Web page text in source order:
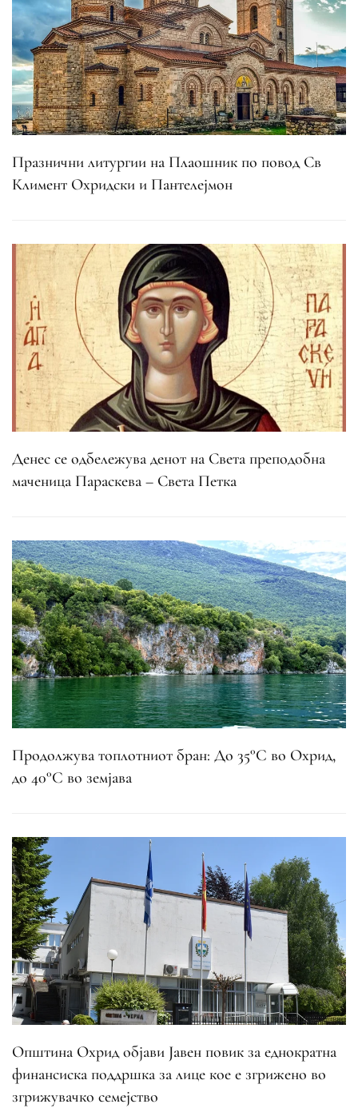
Празнични литургии на Плаошник по повод Св
Климент Охридски и Пантелејмон
Денес се одбележува денот на Света преподобна
маченица Параскева – Света Петка
Продолжува топлотниот бран: До 35°C во Охрид,
до 40°C во земјава
Општина Охрид објави Јавен повик за еднократна
финансиска поддршка за лице кое е згрижено во
згрижувачко семејство